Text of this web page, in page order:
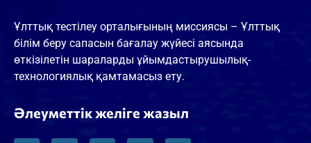
Ұлттық тестілеу орталығының миссиясы – Ұлттық
білім беру сапасын бағалау жүйесі аясында
өткізілетін шараларды ұйымдастырушылық-
технологиялық қамтамасыз ету.
Әлеуметтік желіге жазыл